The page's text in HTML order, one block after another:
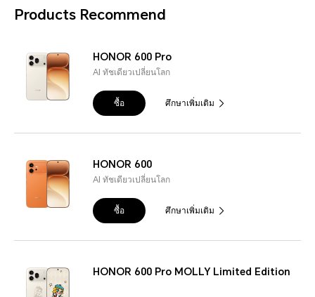
Products Recommend
HONOR 600 Pro
AI ทัชเดียวเปลี่ยนโลก
ซื้อ ศึกษาเพิ่มเติม
HONOR 600
AI ทัชเดียวเปลี่ยนโลก
ซื้อ ศึกษาเพิ่มเติม
HONOR 600 Pro MOLLY Limited Edition